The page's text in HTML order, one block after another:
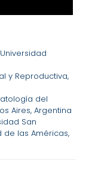
y Reproductiva,
del
Aires, Argentina
San
de las Américas,